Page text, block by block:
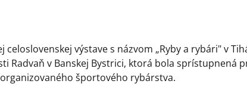
výstave s názvom „Ryby a rybári" v
Radvaň v Banskej Bystrici, ktorá bola sprístupnená
športového rybárstva.